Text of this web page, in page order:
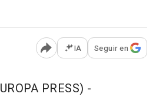
Abrir opciones para
IA Seguir en
PRESS) -